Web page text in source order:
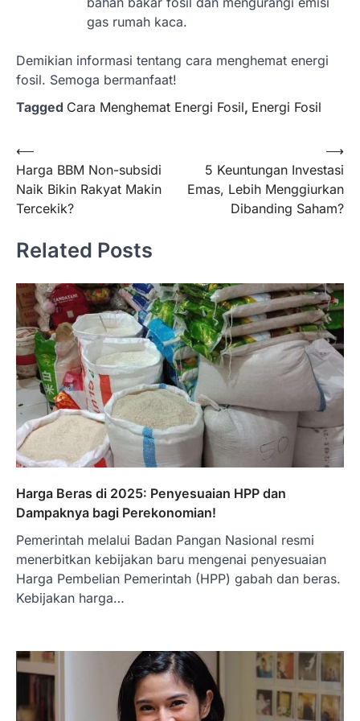
gas rumah kaca.
Demikian informasi tentang cara menghemat energi
fosil. Semoga bermanfaat!
Tagged Cara Menghemat Energi Fosil, Energi Fosil
Navigasi
pos
⟵
Harga BBM Non-subsidi
Naik Bikin Rakyat Makin
Tercekik?
5 Keuntungan Investasi
Emas, Lebih Menggiurkan
Dibanding Saham?
⟶
Related Posts
Harga Beras di 2025: Penyesuaian HPP dan
Dampaknya bagi Perekonomian!
Pemerintah melalui Badan Pangan Nasional resmi
menerbitkan kebijakan baru mengenai penyesuaian
Harga Pembelian Pemerintah (HPP) gabah dan beras.
Kebijakan harga…
BERITA TERBARU
Skema KPR Wiraswasta: Ada